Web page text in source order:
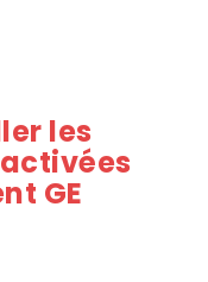
les
GE